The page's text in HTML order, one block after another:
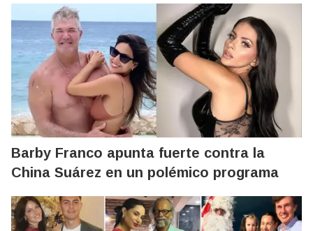
Barby Franco apunta fuerte contra la
China Suárez en un polémico programa